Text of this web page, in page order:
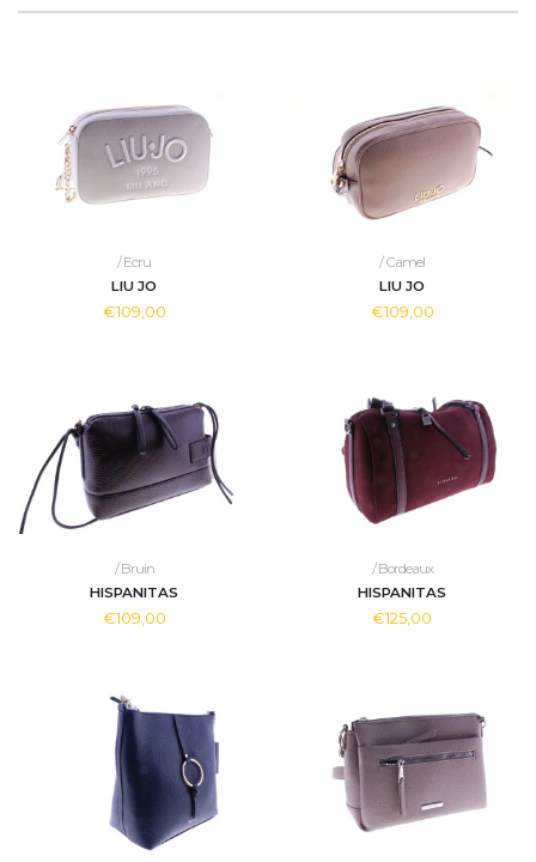
/ Ecru
LIU JO
€109,00
/ Camel
LIU JO
€109,00
/ Bruin
HISPANITAS
€109,00
/ Bordeaux
HISPANITAS
€125,00